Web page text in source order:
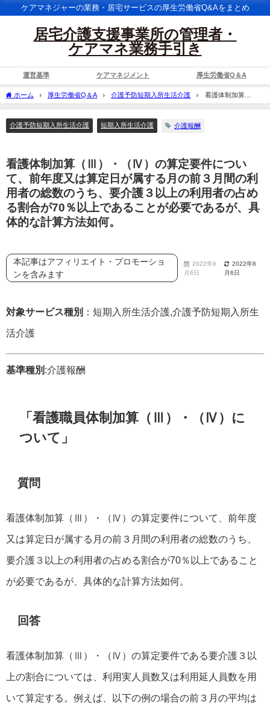
ケアマネジャーの業務・居宅サービスの厚生労働省Q&Aをまとめ
居宅介護支援事業所の管理者・
ケアマネ業務手引き
運営基準 ケアマネジメント 厚生労働省Q＆A
ホーム 厚生労働省Q＆A 介護予防短期入所生活介護
看護体制加算
（Ⅲ）・（Ⅳ）の算定要件について、前年度又は算定日が属する月の前３月間の利用
あるが、具体的な計算方法如何。
介護予防短期入所生活介護 短期入所生活介護 介護報酬
看護体制加算（Ⅲ）・（Ⅳ）の算定要件につい
て、前年度又は算定日が属する月の前３月間の利
用者の総数のうち、要介護３以上の利用者の占め
る割合が70％以上であることが必要であるが、具
体的な計算方法如何。
本記事はアフィリエイト・プロモーショ
ンを含みます
2022年6
月6日
2022年6
月6日
対象サービス種別 ：短期入所生活介護,介護予防短期入所生
活介護
基準種別 :介護報酬
「看護職員体制加算（Ⅲ）・（Ⅳ）に
ついて」
質問
看護体制加算（Ⅲ）・（Ⅳ）の算定要件について、前年度
又は算定日が属する月の前３月間の利用者の総数のうち、
要介護３以上の利用者の占める割合が70％以上であること
が必要であるが、具体的な計算方法如何。
回答
看護体制加算（Ⅲ）・（Ⅳ）の算定要件である要介護３以
上の割合については、利用実人員数又は利用延人員数を用
いて算定する。例えば、以下の例の場合の前３月の平均は